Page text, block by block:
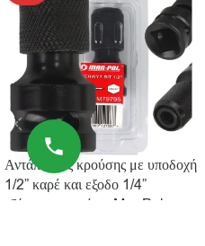
Αντάπτορας κρούσης με υποδοχή
1/2” καρέ και εξοδο 1/4”
εξάγωνο για μύτες Mar-Pol